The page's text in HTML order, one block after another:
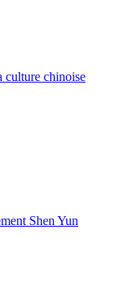
culture chinoise
Shen Yun